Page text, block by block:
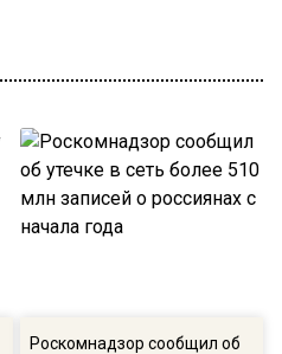
Роскомнадзор сообщил об